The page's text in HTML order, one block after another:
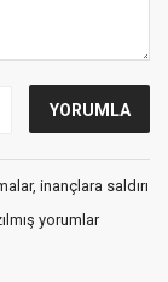
inançlara saldırı
yorumlar